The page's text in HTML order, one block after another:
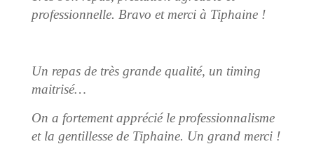
professionnelle. Bravo et merci à Tiphaine !
Un repas de très grande qualité, un timing
maitrisé…
On a fortement apprécié le professionnalisme
et la gentillesse de Tiphaine. Un grand merci !